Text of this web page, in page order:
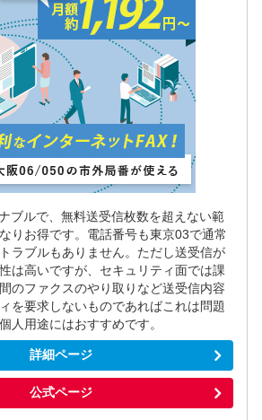
ブルで、無料送受信枚数を超えない範
りお得です。電話番号も東京03で通常
ラブルもありません。ただし送受信が
は高いですが、セキュリティ面では課
のファクスのやり取りなど送受信内容
を要求しないものであればこれは問題
人用途にはおすすめです。
詳細ページ
公式ページ